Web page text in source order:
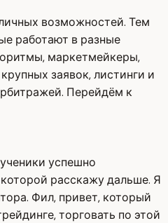
возможностей. Тем
работают в разные
маркетмейкеры,
заявок, листинги и
Перейдём к
успешно
расскажу дальше. Я
Фил, привет, который
торговать по этой